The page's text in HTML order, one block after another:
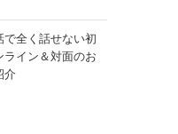
で全く話せない初
イン＆対面のお
介